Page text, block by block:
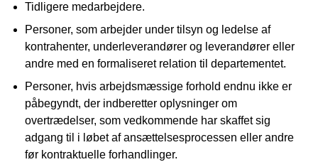
Tidligere medarbejdere.
Personer, som arbejder under tilsyn og ledelse af
kontrahenter, underleverandører og leverandører eller
andre med en formaliseret relation til departementet.
Personer, hvis arbejdsmæssige forhold endnu ikke er
påbegyndt, der indberetter oplysninger om
overtrædelser, som vedkommende har skaffet sig
adgang til i løbet af ansættelsesprocessen eller andre
før kontraktuelle forhandlinger.